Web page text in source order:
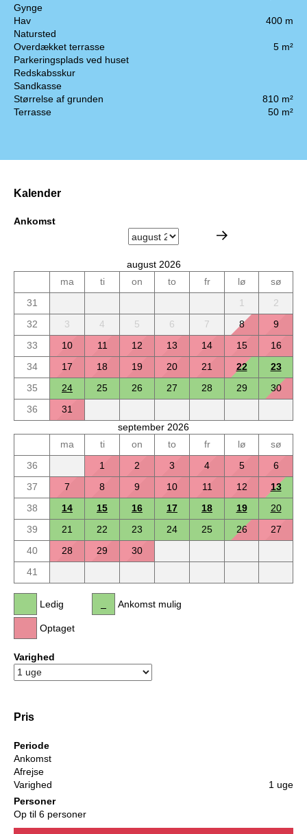
Gynge
Hav
400 m
Natursted
Overdækket terrasse
5 m²
Parkeringsplads ved huset
Redskabsskur
Sandkasse
Størrelse af grunden
810 m²
Terrasse
50 m²
Kalender
Ankomst
august 2026
ma
ti on to fr lø
sø
31
1
2
32
3 4 5 6 7 8
9
33
10 11 12 13 14 15
16
34
17 18 19 20 21 22
23
35
24 25 26 27 28 29
30
36
31
september 2026
ma
ti on to fr lø
sø
36
1 2 3 4 5
6
37
7 8 9 10 11 12
13
38
14 15 16 17 18 19
20
39
21 22 23 24 25 26
27
40
28 29
30
41
Ledig
Optaget
Ankomst mulig
Varighed
Pris
Periode
Ankomst
Afrejse
Varighed
1 uge
Personer
Op til 6 personer